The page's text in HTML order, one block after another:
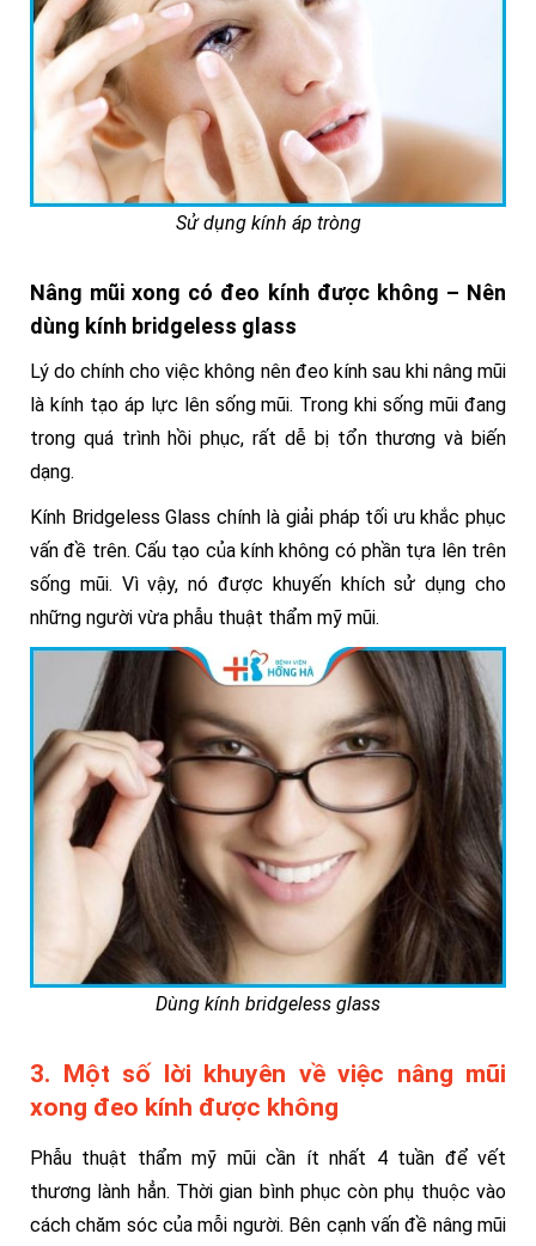
Sử dụng kính áp tròng
Nâng mũi xong có đeo kính được không – Nên
dùng kính bridgeless glass
Lý do chính cho việc không nên đeo kính sau khi nâng mũi
là kính tạo áp lực lên sống mũi. Trong khi sống mũi đang
trong quá trình hồi phục, rất dễ bị tổn thương và biến
dạng.
Kính Bridgeless Glass chính là giải pháp tối ưu khắc phục
vấn đề trên. Cấu tạo của kính không có phần tựa lên trên
sống mũi. Vì vậy, nó được khuyến khích sử dụng cho
những người vừa phẫu thuật thẩm mỹ mũi.
Dùng kính bridgeless glass
3. Một số lời khuyên về việc nâng mũi
xong đeo kính được không
Phẫu thuật thẩm mỹ mũi cần ít nhất 4 tuần để vết
thương lành hẳn. Thời gian bình phục còn phụ thuộc vào
cách chăm sóc của mỗi người. Bên cạnh vấn đề nâng mũi